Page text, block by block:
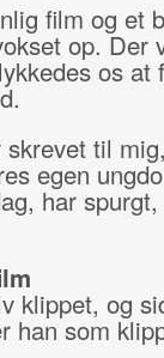
film og et
op. Der
os at
skrevet til
egen
har
klippet, og
han som